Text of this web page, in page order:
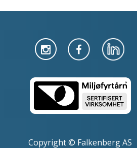
Copyright © Falkenberg AS